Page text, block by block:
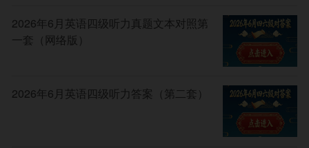
2026年6月英语四级听力真题文本对照第
一套（网络版）
2026年6月英语四级听力答案（第二套）